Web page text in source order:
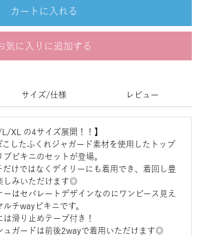
カートに入れる
気に入りに追加する
サイズ/仕様 レビュー
XL の4サイズ展開！！】
こしたふくれジャガード素材を使用したトップ
ブビキニのセットが登場。
だけではなくデイリーにも着用でき、着回し豊
しみいただけます◎
ーはセパレートデザインなのにワンピース見え
ルチwayビキニです。
は滑り止めテープ付き！
ュガードは前後2wayで着用いただけます◎